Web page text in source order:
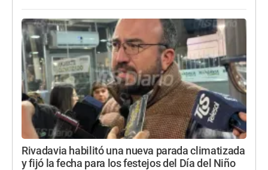
Rivadavia habilitó una nueva parada climatizada
y fijó la fecha para los festejos del Día del Niño